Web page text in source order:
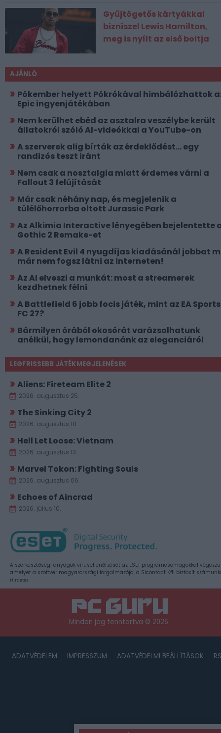
Gyűjtögetős kártyákkal
bizniszel Lewis Hamilton,
meg is nyílt az első boltja
AJÁNLÓ
Pókember helyett Pókrókával himbálózhattok
Epic ingyenjátékában
Nem kerülhet ebéd az asztalra veszélybe került
állatokról szóló AI-videókkal a YouTube-on
A szerverek alig bírták az érdeklődést... egy
randizós teszt iránt
Nem csak a nosztalgia miatt érdemes várni a
Fallout 3 felújítását
Már csak néhány nap, és megjelenik a
túlélőhorrorba oltott Jurassic Park
Az Alkimia Interactive lényegében bejelentette
Gothic 2 Remake-et
A Resident Evil 4 nyugdíjas kiadásánál jobbat
már nem fogsz látni az interneten!
Az AI elveszi a munkát: most a streamerek
kezdhetnek félni
A Battlefield 6 jobb focis játék, mint az EA Sports
FC 27?
Bármilyen órából okosórát varázsolhatunk
anélkül, hogy lemondanánk az eleganciáról
LEGFRISSEBB JÁTÉKMEGJELENÉSEK
Aliens: Fireteam Elite 2
2026. augusztus 25.
The Sinking City 2
2026. augusztus 18.
Hell Let Loose: Vietnam
2026. augusztus 13.
Marvel Tokon: Fighting Souls
2026. augusztus 06.
Echoes of Aincrad
2026. július 10.
A szerkesztőségi anyagok vírusellenőrzését az ESET programcsomagokkal
amelyet a szoftver magyarországi forgalmazója, a Sicontact Kft. biztosít
Hirdetés
Minden jog fenntartva © 2026
ADATVÉDELEM IMPRESSZUM ADATVÉDELMI BEÁLLÍTÁSOK